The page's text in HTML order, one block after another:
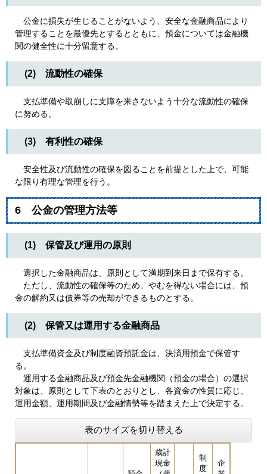
公金に損失が生じることがないよう、安全な金融商品により
管理することを最優先とするとともに、預金については金融機
関の健全性に十分留意する。
(2) 流動性の確保
支払準備や取崩しに支障を来さないよう十分な流動性の確保
に努める。
(3) 有利性の確保
安全性及び流動性の確保を図ることを前提とした上で、可能
な限り有理な管理を行う。
6 公金の管理方法等
(1) 保管及び運用の原則
選択した金融商品は、原則として満期到来日まで保有する。
ただし、流動性の確保等のため、やむを得ない場合には、預
金の解約又は債券等の売却ができるものとする。
(2) 保管又は運用する金融商品
支払準備資金及び制度融資預託金は、決済用預金で保管す
る。
運用する金融商品及び預金先金融機関（預金の場合）の選択
対象は、原則として下表のとおりとし、各資金の性質に応じ、
運用金額、運用期間及び金融情勢等を踏まえた上で決定する。
表のサイズを切り替える
歳計
現金
制
度
企